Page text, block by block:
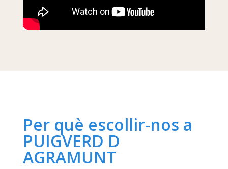
Per què escollir-nos a
PUIGVERD D
AGRAMUNT